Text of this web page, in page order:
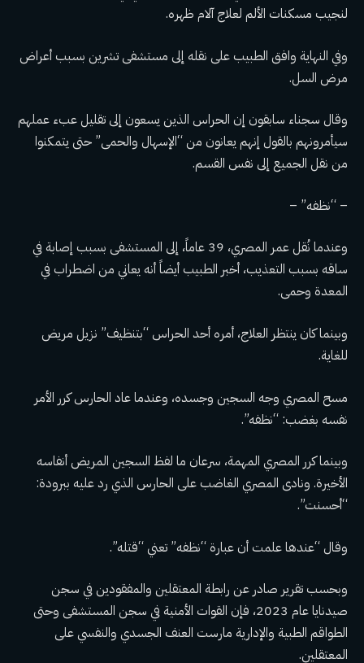
لنجيب مسكنات الألم لعلاج آلام ظهره.
وفي النهاية وافق الطبيب على نقله إلى مستشفى تشرين بسبب أعراض
مرض السل.
وقال سجناء سابقون إن الحراس الذين يسعون إلى تقليل عبء عملهم
سيأمرونهم بالقول إنهم يعانون من “الإسهال والحمى” حتى يتمكنوا
من نقل الجميع إلى نفس القسم.
– “نظفه” –
وعندما نُقل عمر المصري، 39 عاماً، إلى المستشفى بسبب إصابة في
ساقه بسبب التعذيب، أخبر الطبيب أيضاً أنه يعاني من اضطراب في
المعدة وحمى.
وبينما كان ينتظر العلاج، أمره أحد الحراس “بتنظيف” نزيل مريض
للغاية.
مسح المصري وجه السجين وجسده، وعندما عاد الحارس كرر الأمر
نفسه بغضب: “نظفه”.
وبينما كرر المصري المهمة، سرعان ما لفظ السجين المريض أنفاسه
الأخيرة. ونادى المصري الغاضب على الحارس الذي رد عليه ببرودة:
“أحسنت”.
وقال “عندها علمت أن عبارة “نظفه” تعني “قتله”.
وبحسب تقرير صادر عن رابطة المعتقلين والمفقودين في سجن
صيدنايا عام 2023، فإن القوات الأمنية في سجن المستشفى وحتى
الطواقم الطبية والإدارية مارست العنف الجسدي والنفسي على
المعتقلين.